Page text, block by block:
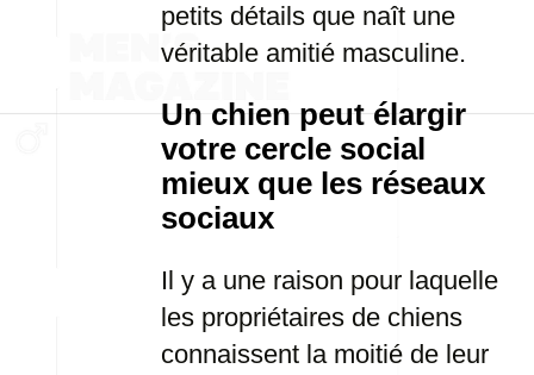
petits détails que naît une
véritable amitié masculine.
Un chien peut élargir
votre cercle social
mieux que les réseaux
sociaux
Il y a une raison pour laquelle
les propriétaires de chiens
connaissent la moitié de leur